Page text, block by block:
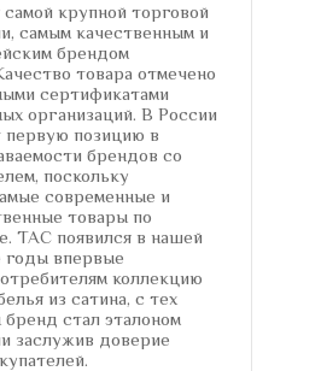
самой крупной торговой
самым качественным и
брендом
товара отмечено
сертификатами
организаций. В России
первую позицию в
брендов со
поскольку
современные и
товары по
TAC появился в нашей
годы впервые
коллекцию
из сатина, с тех
стал эталоном
заслужив доверие